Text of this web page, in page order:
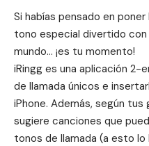
Si habías pensado en
tono especial divertido
mundo… ¡es tu momento!
iRingg es una aplicación
de llamada únicos e
iPhone. Además, según
sugiere canciones que
tonos de llamada (a esto lo